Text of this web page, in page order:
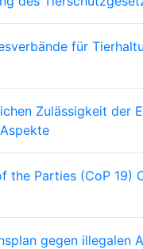
für
Zulässigkeit
Parties (CoP
gegen